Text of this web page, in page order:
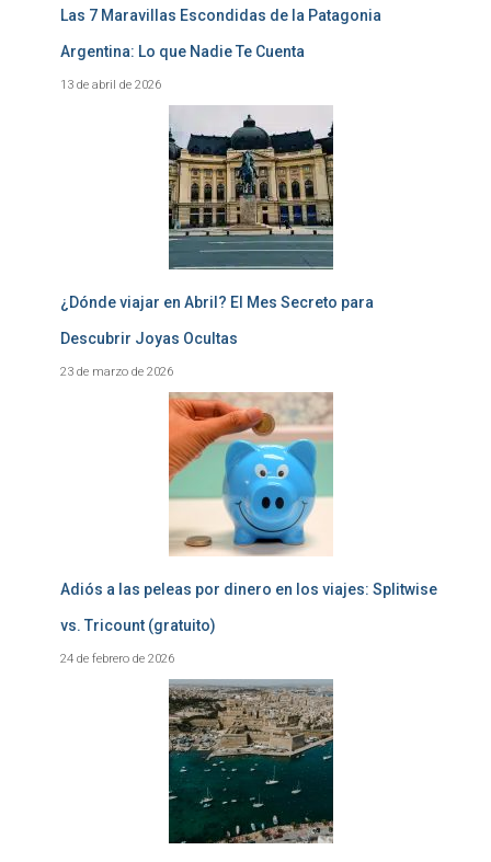
Las 7 Maravillas Escondidas de la Patagonia
Argentina: Lo que Nadie Te Cuenta
13 de abril de 2026
¿Dónde viajar en Abril? El Mes Secreto para
Descubrir Joyas Ocultas
23 de marzo de 2026
Adiós a las peleas por dinero en los viajes: Splitwise
vs. Tricount (gratuito)
24 de febrero de 2026